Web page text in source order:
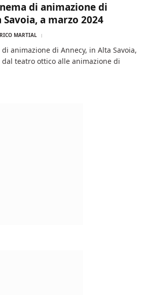
di animazione di
a marzo 2024
MARTIAL
animazione di Annecy, in Alta Savoia,
teatro ottico alle animazione di